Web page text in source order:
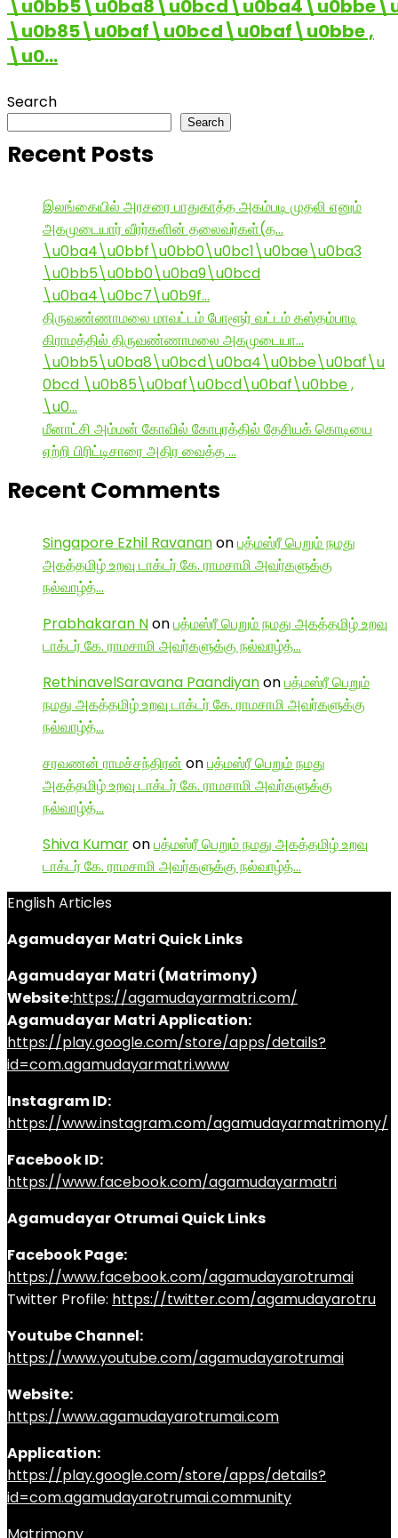
\u0b85\u0baf\u0bcd\u0baf\u0bbe ,
\u0…
Search
Search
Recent Posts
இலங்கையில் அரசரை பாதுகாத்த அகம்படி முதலி எனும்
அகமுடையார் வீரர்களின் தலைவர்கள்(த…
\u0ba4\u0bbf\u0bb0\u0bc1\u0bae\u0ba3
\u0bb5\u0bb0\u0ba9\u0bcd
\u0ba4\u0bc7\u0b9f…
திருவண்ணாமலை மாவட்டம் போளூர் வட்டம் கஸ்தம்பாடி
கிராமத்தில் திருவண்ணாமலை அகமுடையா…
\u0bb5\u0ba8\u0bcd\u0ba4\u0bbe\u0baf\u
0bcd \u0b85\u0baf\u0bcd\u0baf\u0bbe ,
\u0…
மீனாட்சி அம்மன் கோவில் கோபுரத்தில் தேசியக் கொடியை
ஏற்றி பிரிட்டிசாரை அதிர வைத்த …
Recent Comments
Singapore Ezhil Ravananonபத்மஸ்ரீ பெறும் நமது
அகத்தமிழ் உறவு டாக்டர் கே. ராமசாமி அவர்களுக்கு
நல்வாழ்த்…
Prabhakaran Nonபத்மஸ்ரீ பெறும் நமது அகத்தமிழ் உறவு
டாக்டர் கே. ராமசாமி அவர்களுக்கு நல்வாழ்த்…
RethinavelSaravana Paandiyanonபத்மஸ்ரீ பெறும்
நமது அகத்தமிழ் உறவு டாக்டர் கே. ராமசாமி அவர்களுக்கு
நல்வாழ்த்…
சரவணன் ராமச்சந்திரன் onபத்மஸ்ரீ பெறும் நமது
அகத்தமிழ் உறவு டாக்டர் கே. ராமசாமி அவர்களுக்கு
நல்வாழ்த்…
Shiva Kumaronபத்மஸ்ரீ பெறும் நமது அகத்தமிழ் உறவு
டாக்டர் கே. ராமசாமி அவர்களுக்கு நல்வாழ்த்…
English Articles
Agamudayar Matri Quick Links
Agamudayar Matri (Matrimony)
Website:https://agamudayarmatri.com/
Agamudayar Matri Application:
https://play.google.com/store/apps/details?
id=com.agamudayarmatri.www
Instagram ID:
https://www.instagram.com/agamudayarmatrimony/
Facebook ID:
https://www.facebook.com/agamudayarmatri
Agamudayar Otrumai Quick Links
Facebook Page:
https://www.facebook.com/agamudayarotrumai
Twitter Profile: https://twitter.com/agamudayarotru
Youtube Channel:
https://www.youtube.com/agamudayarotrumai
Website:
https://www.agamudayarotrumai.com
Application:
https://play.google.com/store/apps/details?
id=com.agamudayarotrumai.community